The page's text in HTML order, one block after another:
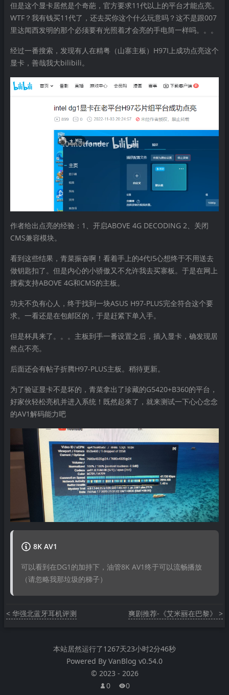
但是这个显卡居然是个奇葩，官方要求11代以上的平台才能点亮。
WTF？我有钱买11代了，还去买你这个什么玩意吗？这不是跟007
里达闻西发明的那个必须要有光照着才会亮的手电筒一样吗。。。
经过一番搜索，发现有人在精粤（山寨主板）H97I上成功点亮这个
显卡，善哉我大bilibili。
作者给出点亮的经验：1、开启ABOVE 4G DECODING 2、关闭
CMS兼容模块。
看到这些结果，青菜振奋啊！看着手上的4代I5心想终于不用送去
做钥匙扣了。但是内心的小骄傲又不允许我去买寨板。于是在网上
搜索支持ABOVE 4G和CMS的主板。
功夫不负有心人，终于找到一块ASUS H97-PLUS完全符合这个要
求。一看还是在包邮区的，于是赶紧下单入手。
但是杯具来了。。。主板到手一番设置之后，插入显卡，确发现居
然点不亮。
后面还会有帖子折腾H97-PLUS主板。稍待更新。
为了验证显卡不是坏的，青菜拿出了珍藏的G5420+B360的平台，
好家伙轻松亮机并进入系统！既然起来了，就来测试一下心心念念
的AV1解码能力吧
8K AV1
可以看到在DG1的加持下，油管8K AV1终于可以流畅播放
（请忽略我那垃圾的梯子）
< 华强北蓝牙耳机评测 爽剧推荐-《艾米丽在巴黎》 >
本站居然运行了1267天23小时2分46秒
Powered By VanBlog v0.54.0
© 2023 - 2026
0
0